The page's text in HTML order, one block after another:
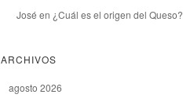
José en ¿Cuál es el origen del Queso?
ARCHIVOS
agosto 2026